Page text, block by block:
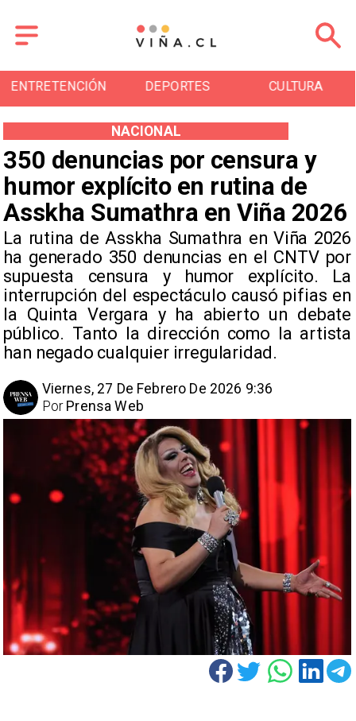
ENTRETENCIÓN DEPORTES CULTURA
350 denuncias por censura y
humor explícito en rutina de
Asskha Sumathra en Viña 2026
La rutina de Asskha Sumathra en Viña 2026
ha generado 350 denuncias en el CNTV por
supuesta censura y humor explícito. La
interrupción del espectáculo causó pifias en
la Quinta Vergara y ha abierto un debate
público. Tanto la dirección como la artista
han negado cualquier irregularidad.
NACIONAL
Viernes, 27 De Febrero De 2026 9:36
Prensa Web
Por